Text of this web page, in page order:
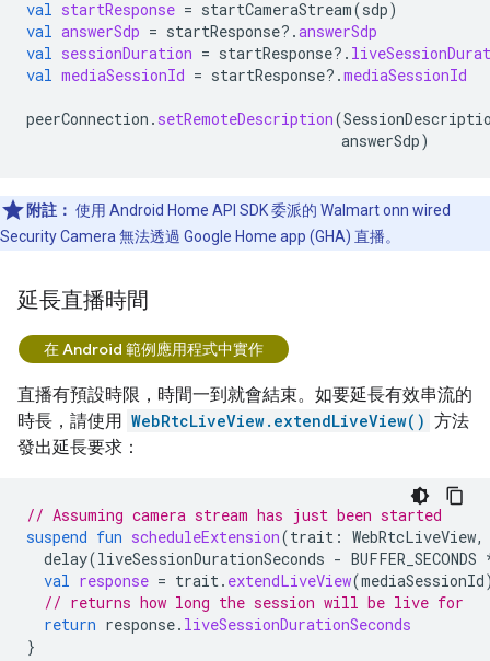
val startResponse = startCameraStream(sdp)
val answerSdp = startResponse?.answerSdp
val sessionDuration = startResponse?.
val mediaSessionId = startResponse?.mediaSessionId
peerConnection . setRemoteDescription(
answerSdp)
附註： 使用 Android Home API SDK 委派的 Walmart onn wired
Security Camera 無法透過 Google Home app (GHA) 直播。
延長直播時間
在 Android 範例應用程式中實作
直播有預設時限，時間一到就會結束。如要延長有效串流的
時長，請使用 WebRtcLiveView.extendLiveView() 方法
發出延長要求：
// Assuming camera stream has just been started
suspend fun scheduleExtension(trait : WebRtcLiveView,
delay(liveSessionDurationSeconds - BUFFER_SECONDS
val response = trait. extendLiveView(mediaSessionId
// returns how long the session will be live for
return response. liveSessionDurationSeconds
}